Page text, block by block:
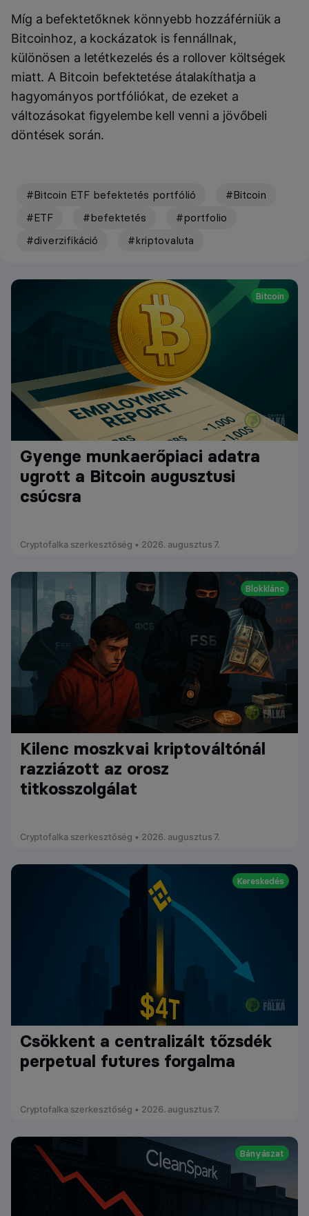
Míg a befektetőknek könnyebb hozzáférniük a
Bitcoinhoz, a kockázatok is fennállnak,
különösen a letétkezelés és a rollover költségek
miatt. A Bitcoin befektetése átalakíthatja a
hagyományos portfóliókat, de ezeket a
változásokat figyelembe kell venni a jövőbeli
döntések során.
#Bitcoin ETF befektetés portfólió
#Bitcoin
#ETF
#befektetés
#portfolio
#diverzifikáció
#kriptovaluta
Bitcoin
Gyenge munkaerőpiaci adatra
ugrott a Bitcoin augusztusi
csúcsra
Cryptofalka szerkesztőség • 2026. augusztus 7.
Blokklánc
Kilenc moszkvai kriptováltónál
razziázott az orosz
titkosszolgálat
Cryptofalka szerkesztőség • 2026. augusztus 7.
Kereskedés
Csökkent a centralizált tőzsdék
perpetual futures forgalma
Cryptofalka szerkesztőség • 2026. augusztus 7.
Bányászat